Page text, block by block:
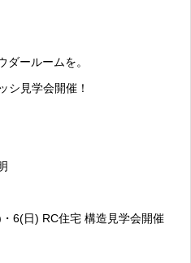
ールームを。
見学会開催！
6(日) RC住宅 構造見学会開催